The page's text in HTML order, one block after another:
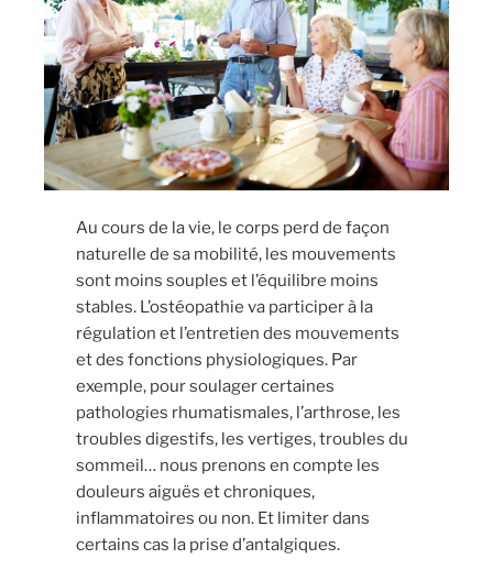
Au cours de la vie, le corps perd de façon
naturelle de sa mobilité, les mouvements
sont moins souples et l’équilibre moins
stables. L’ostéopathie va participer à la
régulation et l’entretien des mouvements
et des fonctions physiologiques. Par
exemple, pour soulager certaines
pathologies rhumatismales, l’arthrose, les
troubles digestifs, les vertiges, troubles du
sommeil… nous prenons en compte les
douleurs aiguës et chroniques,
inflammatoires ou non. Et limiter dans
certains cas la prise d’antalgiques.